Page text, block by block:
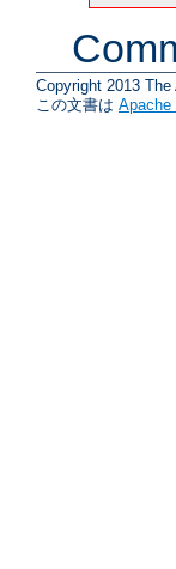
Copyright 2013 The
この文書は Apache